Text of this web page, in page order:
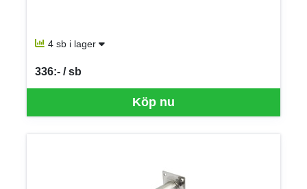
4 sb i lager
Köp nu
336:- / sb
SEK per SB